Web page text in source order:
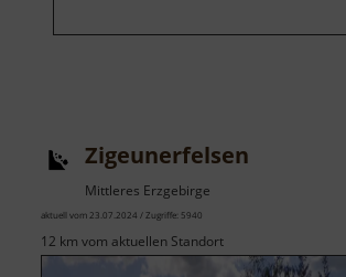
Zigeunerfelsen
Mittleres Erzgebirge
aktuell vom 23.07.2024 / Zugriffe: 5940
12 km vom aktuellen Standort